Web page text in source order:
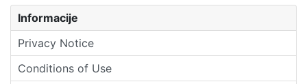
Informacije
Privacy Notice
Conditions of Use